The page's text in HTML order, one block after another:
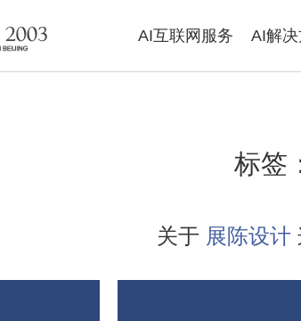
AI互联网服务 AI解
标签
关于 展陈设计